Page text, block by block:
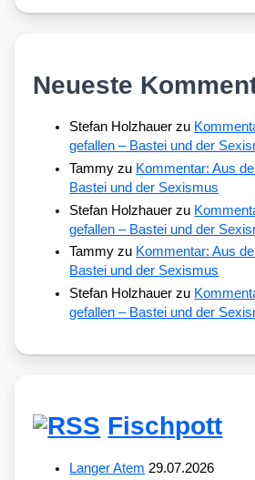
Neueste
Stefan Holzhauer zu
gefallen – Bastei und der
Tammy zu Kommentar: Aus
Bastei und der Sexismus
Stefan Holzhauer zu
gefallen – Bastei und der
Tammy zu Kommentar: Aus
Bastei und der Sexismus
Stefan Holzhauer zu
gefallen – Bastei und der
Fischpott
Langer Atem 29.07.2026